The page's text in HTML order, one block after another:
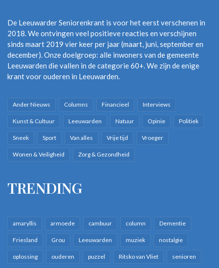
De Leeuwarder Seniorenkrant is voor het eerst verschenen in
2018. We ontvingen veel positieve reacties en verschijnen
sinds maart 2019 vier keer per jaar (maart, juni, september en
december). Onze doelgroep: alle inwoners van de gemeente
Leeuwarden die vallen in de categorie 60+. We zijn de enige
krant voor ouderen in Leeuwarden.
Ander Nieuws Columns Financieel Interviews
Kunst & Cultuur Leeuwarden Natuur Opinie Politiek
Sneek Sport Van alles Vrije tijd Vroeger
Wonen & Veiligheid Zorg & Gezondheid
TRENDING
amaryllis armoede cambuur column Dementie
Friesland Grou Leeuwarden muziek nostalgie
oplossing ouderen puzzel Ritsko van Vliet senioren